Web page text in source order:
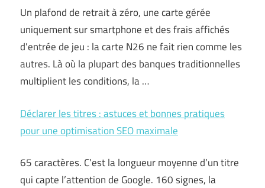
Un plafond de retrait à zéro, une carte gérée
uniquement sur smartphone et des frais affichés
d’entrée de jeu : la carte N26 ne fait rien comme les
autres. Là où la plupart des banques traditionnelles
multiplient les conditions, la …
Déclarer les titres : astuces et bonnes pratiques
pour une optimisation SEO maximale
65 caractères. C’est la longueur moyenne d’un titre
qui capte l’attention de Google. 160 signes, la